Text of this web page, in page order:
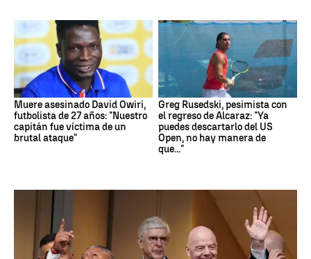
Muere asesinado David Owiri,
futbolista de 27 años: "Nuestro
capitán fue víctima de un
brutal ataque"
Greg Rusedski, pesimista con
el regreso de Alcaraz: "Ya
puedes descartarlo del US
Open, no hay manera de
que..."